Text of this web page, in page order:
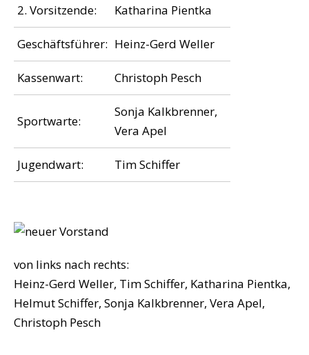
2. Vorsitzende: Katharina Pientka
Geschäftsführer: Heinz-Gerd Weller
Kassenwart: Christoph Pesch
Sportwarte:
Sonja Kalkbrenner,
Vera Apel
Jugendwart: Tim Schiffer
von links nach rechts:
Heinz-Gerd Weller, Tim Schiffer, Katharina Pientka,
Helmut Schiffer, Sonja Kalkbrenner, Vera Apel,
Christoph Pesch